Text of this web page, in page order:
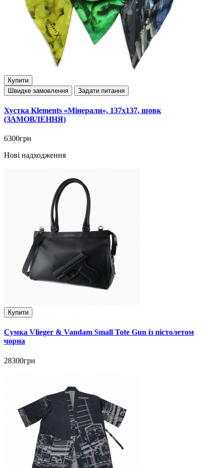
Купити
Швидке замовлення
Задати питання
Хустка Klements «Мінерали», 137x137, шовк
(ЗАМОВЛЕННЯ)
6300грн
Нові надходження
Купити
Сумка Vlieger & Vandam Small Tote Gun із пістолетом
чорна
28300грн